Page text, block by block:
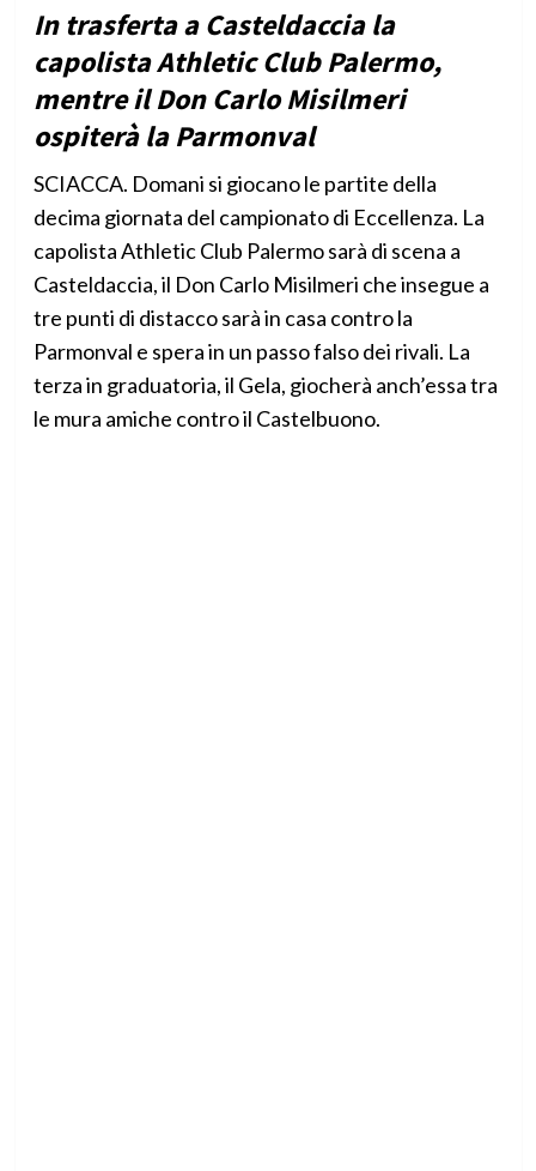
In trasferta a Casteldaccia la
capolista Athletic Club Palermo,
mentre il Don Carlo Misilmeri
ospiterà la Parmonval
SCIACCA. Domani si giocano le partite della
decima giornata del campionato di Eccellenza. La
capolista Athletic Club Palermo sarà di scena a
Casteldaccia, il Don Carlo Misilmeri che insegue a
tre punti di distacco sarà in casa contro la
Parmonval e spera in un passo falso dei rivali. La
terza in graduatoria, il Gela, giocherà anch’essa tra
le mura amiche contro il Castelbuono.